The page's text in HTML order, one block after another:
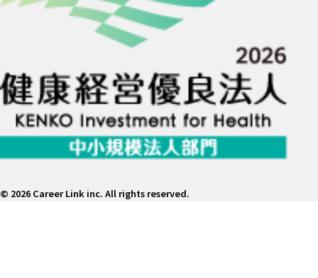
© 2026 Career Link inc. All rights reserved.